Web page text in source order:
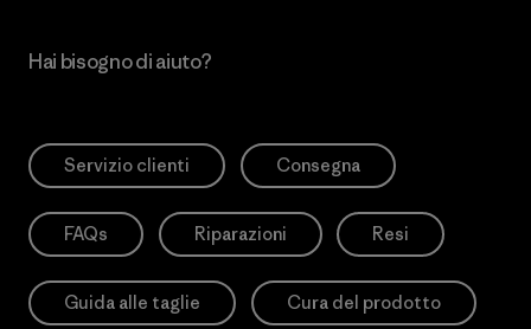
Hai bisogno di aiuto?
Servizio clienti Consegna
FAQs Riparazioni Resi
Guida alle taglie Cura del prodotto